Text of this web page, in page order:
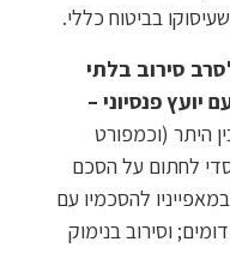
בביטוח כללי.
סירוב בלתי
פנסיוני –
היתר (וכמפורט
לחתום על הסכם
להסכמיו עם
וסירוב בנימוק